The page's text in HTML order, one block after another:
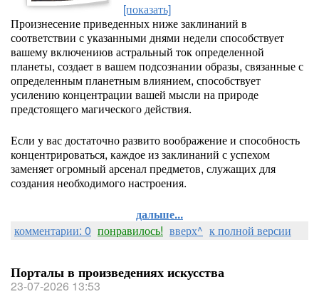
[показать]
Произнесение приведенных ниже заклинаний в
соответствии с указанными днями недели способствует
вашему включениюв астральный ток определенной
планеты, создает в вашем подсознании образы, связанные с
определенным планетным влиянием, способствует
усилению концентрации вашей мысли на природе
предстоящего магического действия.
Если у вас достаточно развито воображение и способность
концентрироваться, каждое из заклинаний с успехом
заменяет огромный арсенал предметов, служащих для
создания необходимого настроения.
дальше...
комментарии: 0 понравилось! вверх^ к полной версии
Порталы в произведениях искусства
23-07-2026 13:53